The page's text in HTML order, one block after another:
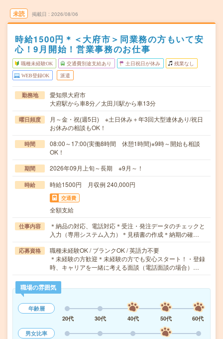
未読 掲載日 2026/08/06
時給1500円＊＜大府市＞同業務の方もいて安
心！9月開始！営業事務のお仕事
職種未経験OK 交通費別途支給あり 土日祝日が休み 残業なし
WEB登録OK 派遣
勤務地
愛知県大府市
大府駅から車8分／太田川駅から車13分
曜日頻度
月～金・祝(週5日) ※土日休み＋年3回大型連休あり/祝日
お休みの相談もOK！
時間
08:00～17:00(実働8時間 休憩1時間)※9時～開始も相談
OK！
期間 2026年09月上旬～長期 ※9月～！
時給 時給1500円 月収例 240,000円
交通費
全額支給
仕事内容
＊納品の対応、電話対応＊受注・発注データのチェックと
入力（専用システム入力）＊見積書の作成＊納期の確…
応募資格
職種未経験OK / ブランクOK / 英語力不要
＊未経験の方歓迎＊未経験の方でも安心スタート！・登録
時、キャリアを一緒に考える面談（電話面談の場合）…
職場の雰囲気
年齢層
20代
30代 40代 50代
60代
男女比率